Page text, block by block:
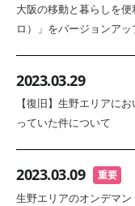
大阪の移動と暮らしを
ロ）」をバージョンアッ
2023.03.29
【復旧】生野エリアに
っていた件について
2023.03.09 重要
生野エリアのオンデマ